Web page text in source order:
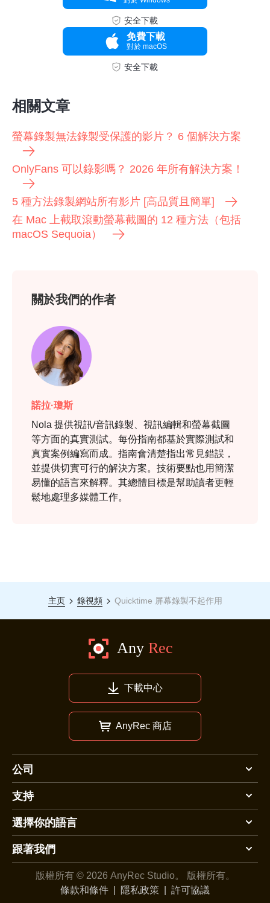
安全下載
免費下載
對於 macOS
安全下載
相關文章
螢幕錄製無法錄製受保護的影片？ 6 個解決方案
OnlyFans 可以錄影嗎？ 2026 年所有解決方案！
5 種方法錄製網站所有影片 [高品質且簡單]
在 Mac 上截取滾動螢幕截圖的 12 種方法（包括
macOS Sequoia）
關於我們的作者
諾拉·瓊斯
Nola 提供視訊/音訊錄製、視訊編輯和螢幕截圖
等方面的真實測試。每份指南都基於實際測試和
真實案例編寫而成。指南會清楚指出常見錯誤，
並提供切實可行的解決方案。技術要點也用簡潔
易懂的語言來解釋。其總體目標是幫助讀者更輕
鬆地處理多媒體工作。
主页 錄視頻 Quicktime 屏幕錄製不起作用
下載中心
AnyRec 商店
公司
支持
選擇你的語言
跟著我們
版權所有 © 2026 AnyRec Studio。
版權所有。
條款和條件
隱私政策 許可協議